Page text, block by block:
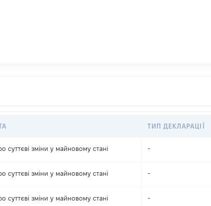
ТИП ДЕКЛАРАЦІЇ
суттєві зміни y майновому стані -
суттєві зміни y майновому стані -
суттєві зміни y майновому стані -